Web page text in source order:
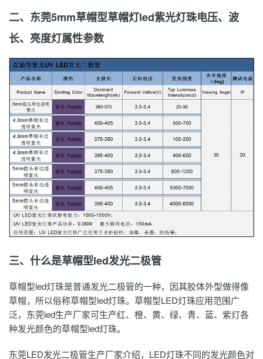
二、东莞5mm草帽型草帽灯led紫光灯珠电压、波
长、亮度灯属性参数
三、什么是草帽型led发光二极管
草帽型led灯珠是普通发光二极管的一种，因其胶体外型做得像
草帽，所以俗称草帽型led灯珠。草帽型LED灯珠应用范围广
泛，东莞led生产厂家可生产红、橙、黄、绿、青、蓝、紫灯各
种发光颜色的草帽型led灯珠。
东莞LED发光二极管生产厂家介绍，LED灯珠不同的发光颜色对